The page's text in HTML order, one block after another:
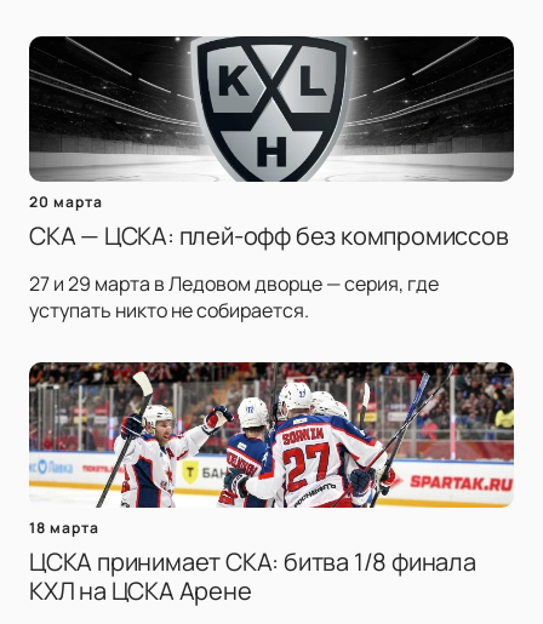
20 марта
СКА — ЦСКА: плей-офф без компромиссов
27 и 29 марта в Ледовом дворце — серия, где
уступать никто не собирается.
18 марта
ЦСКА принимает СКА: битва 1/8 финала
КХЛ на ЦСКА Арене